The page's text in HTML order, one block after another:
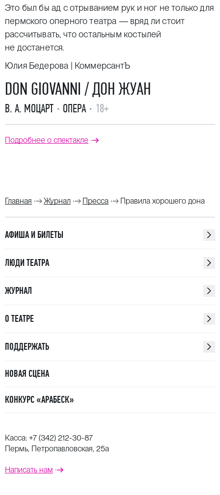
Это был бы ад с отрыванием рук и ног не только для
пермского оперного театра — вряд ли стоит
рассчитывать, что остальным костылей
не достанется.
Юлия Бедерова | КоммерсантЪ
DON GIOVANNI / ДОН ЖУАН
В. А. МОЦАРТ ОПЕРА 18+
Подробнее о спектакле
Главная Журнал Пресса Правила хорошего дона
АФИША И БИЛЕТЫ
ЛЮДИ ТЕАТРА
ЖУРНАЛ
О ТЕАТРЕ
ПОДДЕРЖАТЬ
НОВАЯ СЦЕНА
КОНКУРС «АРАБЕСК»
Касса: +7 (342) 212-30-87
Пермь, Петропавловская, 25а
Написать нам